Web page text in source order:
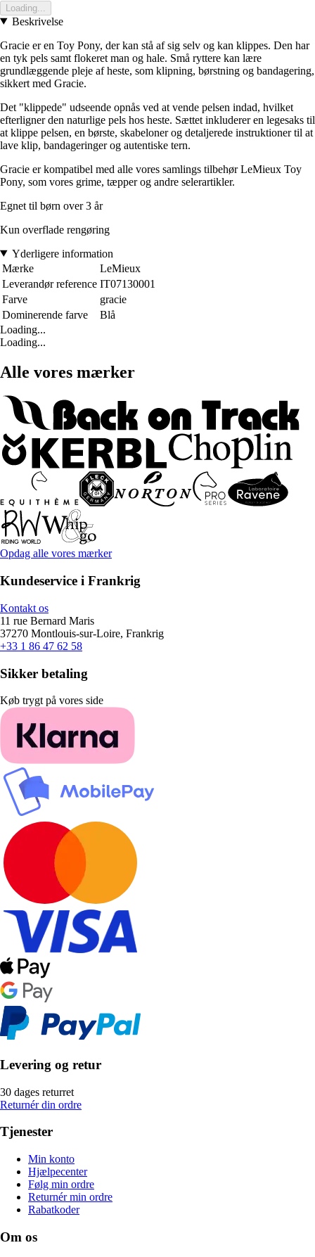
Loading...
Beskrivelse
Gracie er en Toy Pony, der kan stå af sig selv og kan klippes. Den har
en tyk pels samt flokeret man og hale. Små ryttere kan lære
grundlæggende pleje af heste, som klipning, børstning og bandagering,
sikkert med Gracie.
Det "klippede" udseende opnås ved at vende pelsen indad, hvilket
efterligner den naturlige pels hos heste. Sættet inkluderer en legesaks til
at klippe pelsen, en børste, skabeloner og detaljerede instruktioner til at
lave klip, bandageringer og autentiske tern.
Gracie er kompatibel med alle vores samlings tilbehør LeMieux Toy
Pony, som vores grime, tæpper og andre selerartikler.
Egnet til børn over 3 år
Kun overflade rengøring
Yderligere information
Mærke
LeMieux
Leverandør reference IT07130001
Farve
gracie
Dominerende farve
Blå
Loading...
Loading...
Alle vores mærker
Opdag alle vores mærker
Kundeservice i Frankrig
Kontakt os
11 rue Bernard Maris
37270 Montlouis-sur-Loire, Frankrig
+33 1 86 47 62 58
Sikker betaling
Køb trygt på vores side
Levering og retur
30 dages returret
Returnér din ordre
Tjenester
Min konto
Hjælpecenter
Følg min ordre
Returnér min ordre
Rabatkoder
Om os